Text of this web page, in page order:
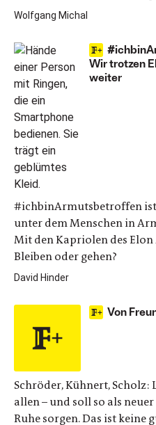
Wolfgang Michal
Wir trotzen
weiter
#ichbinArmutsbetroffen
unter dem Menschen in
Mit den Kapriolen des
Bleiben oder gehen?
David Hinder
Von
Schröder, Kühnert,
allen – und soll so als
Ruhe sorgen. Das ist keine